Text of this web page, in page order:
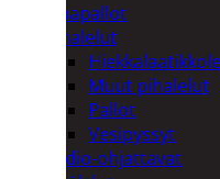
Ilmapallot
Pihalelut
Muut pihalelut
Pallot
Vesipyssyt
Radio-ohjattavat